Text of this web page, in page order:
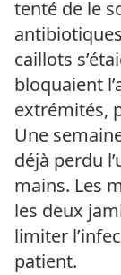
tenté de le
caillots
bloquaient
extrémités,
Une
déjà perdu
mains. Les
les deux
limiter
patient.